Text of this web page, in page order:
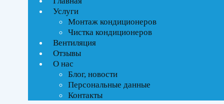
Услуги
Монтаж кондиционеров
Чистка кондиционеров
Вентиляция
Отзывы
О нас
Блог, новости
Персональные данные
Контакты
ВСЕ АКЦИИ(3)
Инверторное
Haier(3)